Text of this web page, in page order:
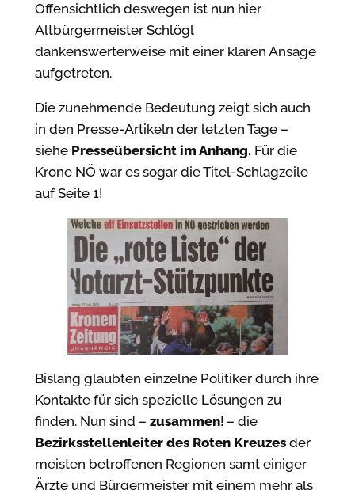
Offensichtlich deswegen ist nun hier
Altbürgermeister Schlögl
dankenswerterweise mit einer klaren Ansage
aufgetreten.
Die zunehmende Bedeutung zeigt sich auch
in den Presse-Artikeln der letzten Tage –
siehe Presseübersichtim Anhang.Für die
Krone NÖ war es sogar die Titel-Schlagzeile
auf Seite 1!
Bislang glaubten einzelne Politiker durch ihre
Kontakte für sich spezielle Lösungen zu
finden. Nun sind – zusammen! – die
Bezirksstellenleiter des Roten Kreuzesder
meisten betroffenen Regionen samt einiger
Ärzte und Bürgermeister mit einem mehr als